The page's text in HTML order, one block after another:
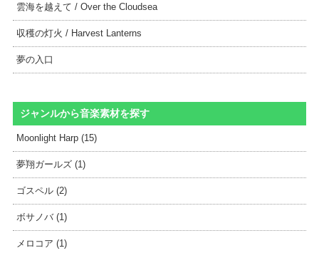
雲海を越えて / Over the Cloudsea
収穫の灯火 / Harvest Lanterns
夢の入口
ジャンルから音楽素材を探す
Moonlight Harp (15)
夢翔ガールズ (1)
ゴスペル (2)
ボサノバ (1)
メロコア (1)